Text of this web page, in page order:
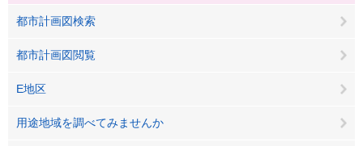
都市計画図検索
都市計画図閲覧
E地区
用途地域を調べてみませんか